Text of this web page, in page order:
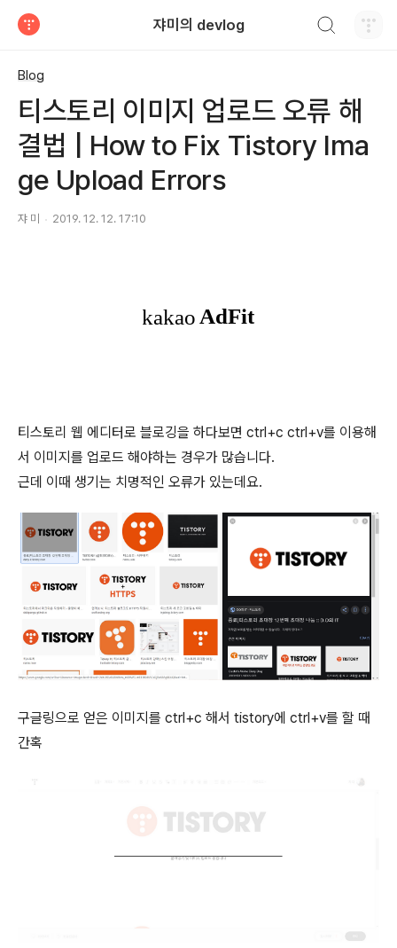
쟈미의 devlog
Blog
티스토리 이미지 업로드 오류 해
결법 | How to Fix Tistory Ima
ge Upload Errors
쟈 미 2019. 12. 12. 17:10
티스토리 웹 에디터로 블로깅을 하다보면 ctrl+c ctrl+v를 이용해
서 이미지를 업로드 해야하는 경우가 많습니다.
근데 이때 생기는 치명적인 오류가 있는데요.
구글링으로 얻은 이미지를 ctrl+c 해서 tistory에 ctrl+v를 할 때
간혹